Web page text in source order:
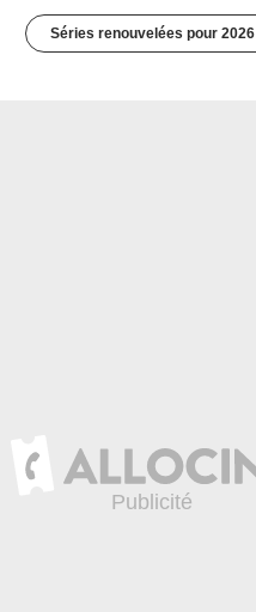
Séries renouvelées pour 2026